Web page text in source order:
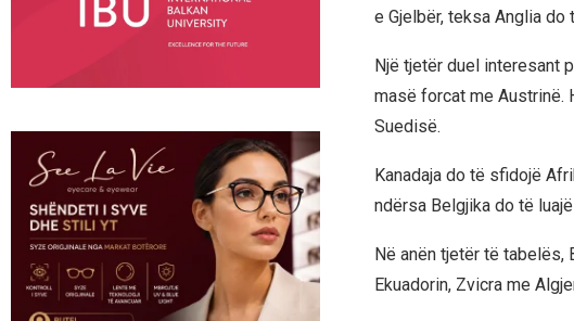
e Gjelbër, teksa Anglia
Një tjetër duel interesant
masë forcat me Austrinë.
Suedisë.
Kanadaja do të sfidojë
ndërsa Belgjika do të
Në anën tjetër të tabelës,
Ekuadorin, Zvicra me